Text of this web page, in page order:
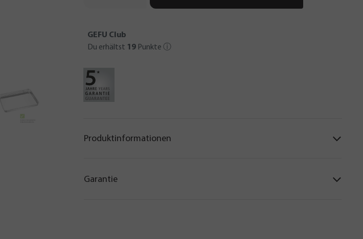
GEFU Club
Du erhältst 19 Punkte ⓘ
Produktinformationen
Garantie